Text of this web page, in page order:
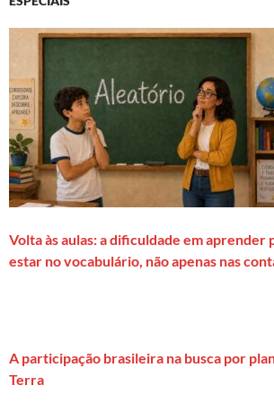
Volta às aulas: a dificuldade em aprender
estar no vocabulário, não apenas nas
A participação brasileira na busca por
Terra